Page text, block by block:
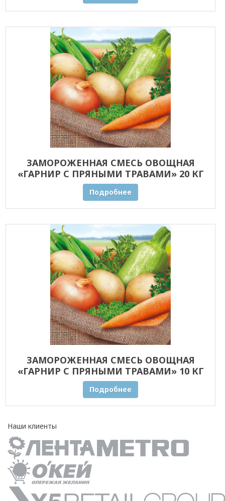
ЗАМОРОЖЕННАЯ СМЕСЬ ОВОЩНАЯ
«ГАРНИР С ПРЯНЫМИ ТРАВАМИ» 20 КГ
ОПТОМ
Подробнее
ЗАМОРОЖЕННАЯ СМЕСЬ ОВОЩНАЯ
«ГАРНИР С ПРЯНЫМИ ТРАВАМИ» 10 КГ
ОПТОМ
Подробнее
Наши клиенты